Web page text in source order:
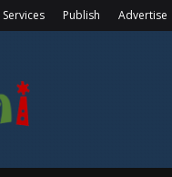
Services Publish Advertise